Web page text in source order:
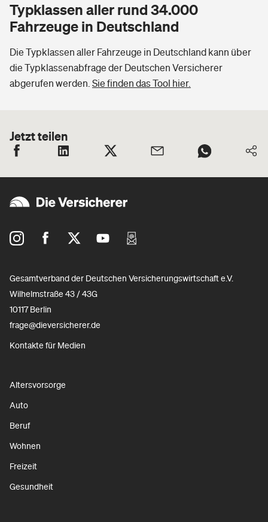
Typklassen aller rund 34.000
Fahrzeuge in Deutschland
Die Typklassen aller Fahrzeuge in Deutschland kann über
die Typklassenabfrage der Deutschen Versicherer
abgerufen werden. Sie finden das Tool hier.
Jetzt teilen
Gesamtverband der Deutschen Versicherungswirtschaft e.V.
Wilhelmstraße 43 / 43G
10117 Berlin
frage@dieversicherer.de
Kontakte für Medien
Altersvorsorge
Auto
Beruf
Wohnen
Freizeit
Gesundheit